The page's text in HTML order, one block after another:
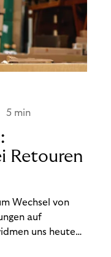
5 min
Retouren
Wechsel von
auf
uns heute